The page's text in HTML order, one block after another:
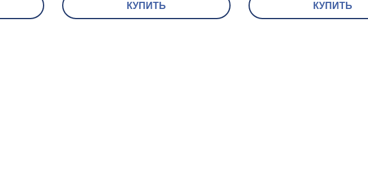
КУПИТЬ КУПИТЬ